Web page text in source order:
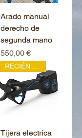
Arado manual
derecho de
segunda mano
Prix
550,00 €
Tijera electrica